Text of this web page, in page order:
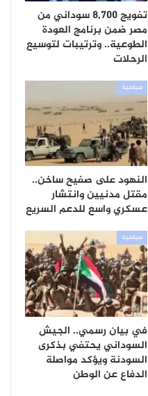
تفويج 8,700 سوداني من
مصر ضمن برنامج العودة
الطوعية.. وترتيبات لتوسيع
الرحلات
سياسية
النهود على صفيح ساخن..
مقتل مدنيين وانتشار
عسكري واسع للدعم السريع
سياسية
في بيان رسمي.. الجيش
السوداني يحتفي بذكرى
السودنة ويؤكد مواصلة
الدفاع عن الوطن